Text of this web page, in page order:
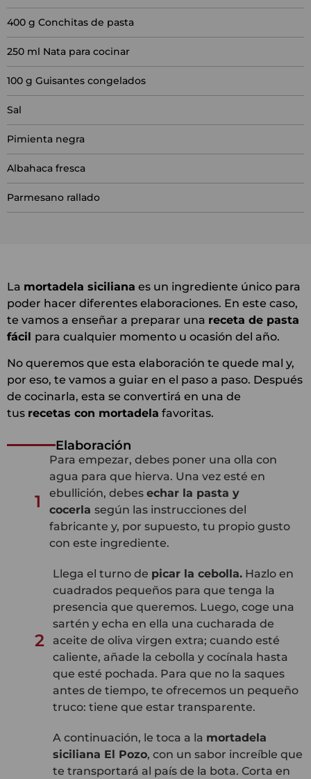
La mortadela siciliana es un ingrediente único para
poder hacer diferentes elaboraciones. En este caso,
te vamos a enseñar a preparar una receta de pasta
fácil para cualquier momento u ocasión del año.
No queremos que esta elaboración te quede mal y,
por eso, te vamos a guiar en el paso a paso. Después
de cocinarla, esta se convertirá en una de
tus recetas con mortadela favoritas.
Elaboración
1
Para empezar, debes poner una olla con
agua para que hierva. Una vez esté en
ebullición, debes echar la pasta y
cocerla según las instrucciones del
fabricante y, por supuesto, tu propio gusto
con este ingrediente.
2
Llega el turno de picar la cebolla. Hazlo en
cuadrados pequeños para que tenga la
presencia que queremos. Luego, coge una
sartén y echa en ella una cucharada de
aceite de oliva virgen extra; cuando esté
caliente, añade la cebolla y cocínala hasta
que esté pochada. Para que no la saques
antes de tiempo, te ofrecemos un pequeño
truco: tiene que estar transparente.
A continuación, le toca a la mortadela
siciliana El Pozo, con un sabor increíble que
te transportará al país de la bota. Corta en
400 g Conchitas de pasta
250 ml Nata para cocinar
100 g Guisantes congelados
Sal
Pimienta negra
Albahaca fresca
Parmesano rallado